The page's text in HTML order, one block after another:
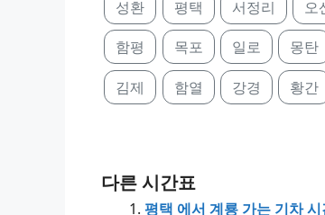
성환 평택 서정리 오
함평 목포 일로 몽탄
김제 함열 강경 황간
다른 시간표
평택 에서 계룡 가는 기차